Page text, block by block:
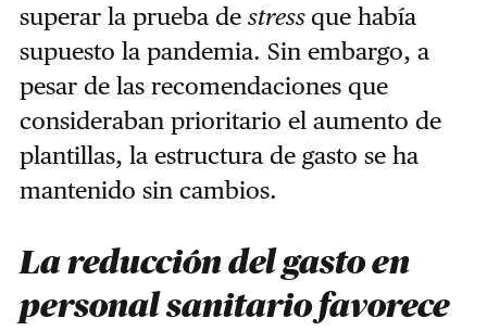
superar la prueba de stressque había
supuesto la pandemia. Sin embargo, a
pesar de las recomendaciones que
consideraban prioritario el aumento de
plantillas, la estructura de gasto se ha
mantenido sin cambios.
La reducción del gasto en
personal sanitario favorece